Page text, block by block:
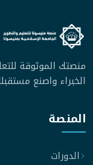
منصتك الموثوقة
الخبراء واصنع
المنصة
الدورات